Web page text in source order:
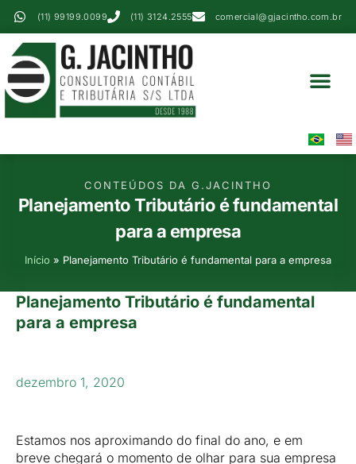
(11) 99199.0099 (11) 3124.2555 comercial@gjacintho.com.br
CONTEÚDOS DA G.JACINTHO
Planejamento Tributário é fundamental
para a empresa
Início » Planejamento Tributário é fundamental para a empresa
Planejamento Tributário é fundamental
para a empresa
dezembro 1, 2020
Estamos nos aproximando do final do ano, e em
breve chegará o momento de olhar para sua empresa